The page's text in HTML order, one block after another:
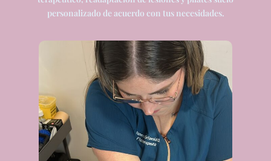
personalizado de acuerdo con tus necesidades.